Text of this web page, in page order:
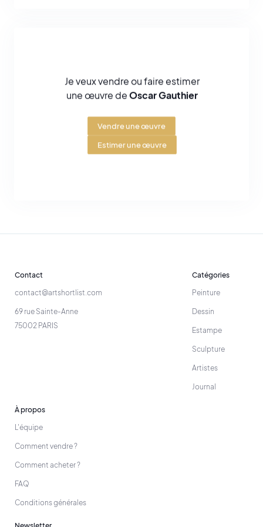
Je veux vendre ou faire estimer
une œuvre deOscar Gauthier
Vendre une œuvre
Estimer une œuvre
Contact
contact@artshortlist.com
69 rue Sainte-Anne
75002 PARIS
Catégories
Peinture
Dessin
Estampe
Sculpture
Artistes
Journal
À propos
L'équipe
Comment vendre ?
Comment acheter ?
FAQ
Conditions générales